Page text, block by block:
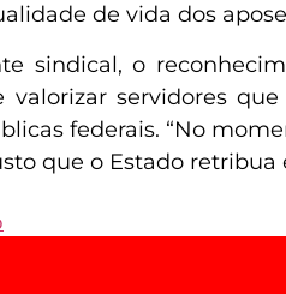
de vida dos
sindical, o
valorizar servidores
federais. “No
que o Estado retribua